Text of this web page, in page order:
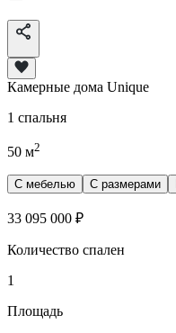
Камерные дома Unique
1 спальня
50 м2
С мебелью С размерами
33 095 000 ₽
Количество спален
1
Площадь